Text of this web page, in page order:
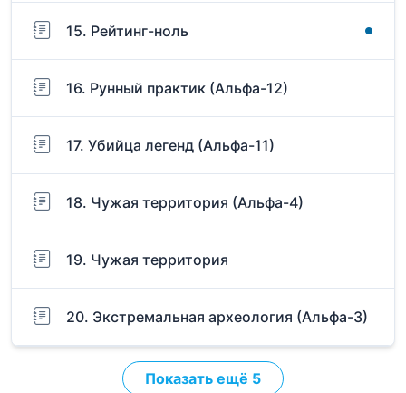
15. Рейтинг-ноль
16. Рунный практик (Альфа-12)
17. Убийца легенд (Альфа-11)
18. Чужая территория (Альфа-4)
19. Чужая территория
20. Экстремальная археология (Альфа-3)
Показать ещё 5